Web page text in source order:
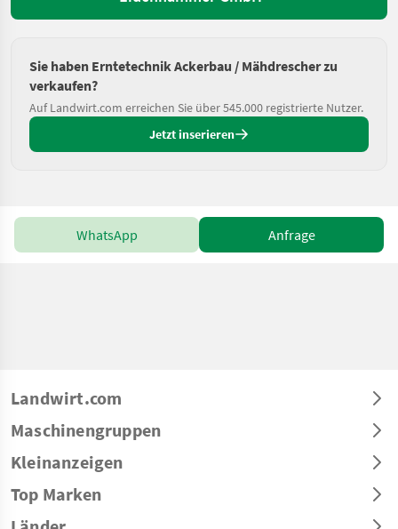
Sie haben Erntetechnik Ackerbau / Mähdrescher zu
verkaufen?
Auf Landwirt.com erreichen Sie über 545.000 registrierte Nutzer.
Jetzt inserieren
WhatsApp Anfrage
Landwirt.com
Maschinengruppen
Kleinanzeigen
Top Marken